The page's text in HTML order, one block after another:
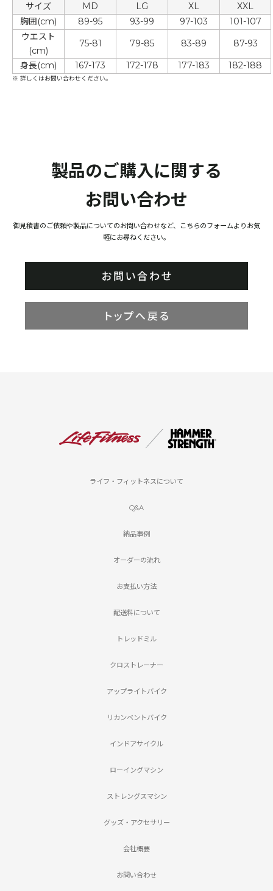
サイズ MD LG XL
XXL
胸囲(cm)
89-95 93-99 97-103
101-107
ウエスト
(cm)
75-81 79-85 83-89
87-93
身長(cm)
167-173 172-178 177-183 182-188
※ 詳しくはお問い合わせください。
製品のご購入に関する
お問い合わせ
御見積書のご依頼や製品についてのお問い合わせなど、こちらのフォームよりお気
軽にお尋ねください。
ライフ・フィットネスについて
Q&A
納品事例
オーダーの流れ
お支払い方法
配送料について
トレッドミル
クロストレーナー
アップライトバイク
リカンベントバイク
インドアサイクル
ローイングマシン
ストレングスマシン
グッズ・アクセサリー
会社概要
お問い合わせ